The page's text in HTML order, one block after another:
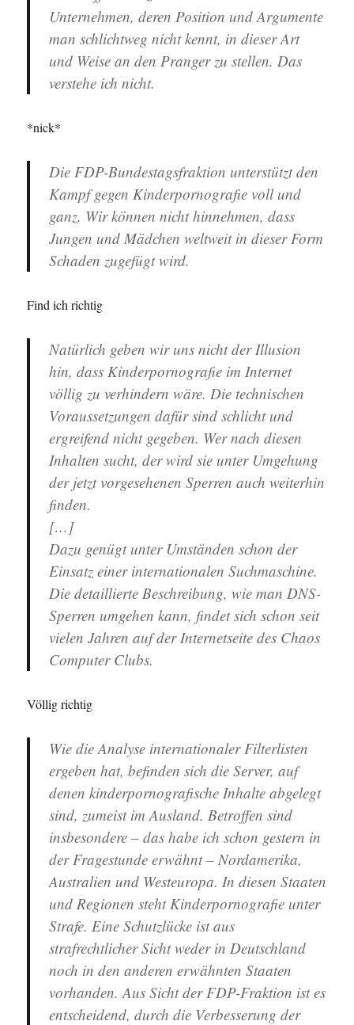
Unternehmen, deren Position und Argumente
man schlichtweg nicht kennt, in dieser Art
und Weise an den Pranger zu stellen. Das
verstehe ich nicht.
*nick*
Die FDP-Bundestagsfraktion unterstützt den
Kampf gegen Kinderpornografie voll und
ganz. Wir können nicht hinnehmen, dass
Jungen und Mädchen weltweit in dieser Form
Schaden zugefügt wird.
Find ich richtig
Natürlich geben wir uns nicht der Illusion
hin, dass Kinderpornografie im Internet
völlig zu verhindern wäre. Die technischen
Voraussetzungen dafür sind schlicht und
ergreifend nicht gegeben. Wer nach diesen
Inhalten sucht, der wird sie unter Umgehung
der jetzt vorgesehenen Sperren auch weiterhin
finden.
[…]
Dazu genügt unter Umständen schon der
Einsatz einer internationalen Suchmaschine.
Die detaillierte Beschreibung, wie man DNS-
Sperren umgehen kann, findet sich schon seit
vielen Jahren auf der Internetseite des Chaos
Computer Clubs.
Völlig richtig
Wie die Analyse internationaler Filterlisten
ergeben hat, befinden sich die Server, auf
denen kinderpornografische Inhalte abgelegt
sind, zumeist im Ausland. Betroffen sind
insbesondere – das habe ich schon gestern in
der Fragestunde erwähnt – Nordamerika,
Australien und Westeuropa. In diesen Staaten
und Regionen steht Kinderpornografie unter
Strafe. Eine Schutzlücke ist aus
strafrechtlicher Sicht weder in Deutschland
noch in den anderen erwähnten Staaten
vorhanden. Aus Sicht der FDP-Fraktion ist es
entscheidend, durch die Verbesserung der